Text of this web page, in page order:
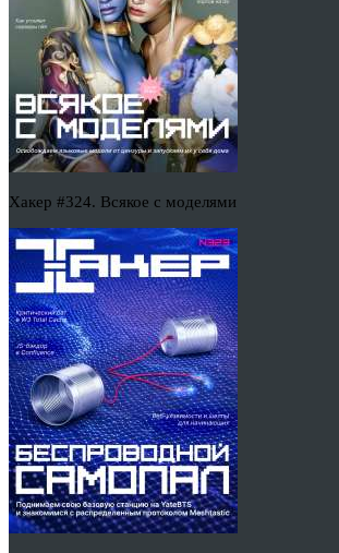
Хакер #324. Всякое с моделями